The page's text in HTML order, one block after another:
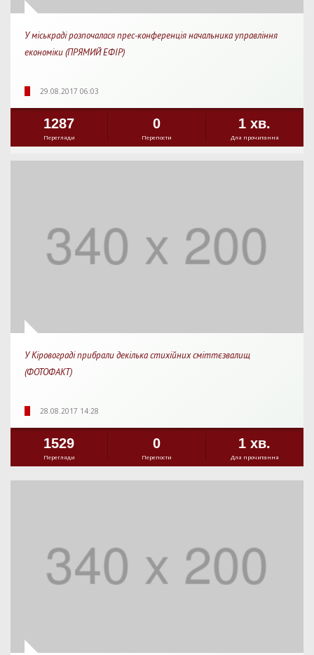
У міськраді розпочалася прес-конференція начальника управління
економіки (ПРЯМИЙ ЕФІР)
29.08.2017 06:03
1287
Перегляди
0
Перепости
1 хв.
Для прочитання
У Кіровограді прибрали декілька стихійних сміттєзвалищ
(ФОТОФАКТ)
28.08.2017 14:28
1529
Перегляди
0
Перепости
1 хв.
Для прочитання